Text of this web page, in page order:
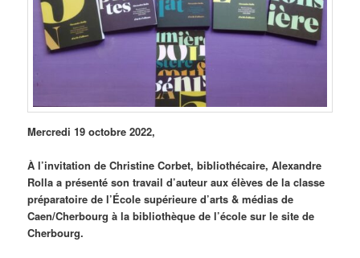
Mercredi 19 octobre 2022,
À l’invitation de Christine Corbet, bibliothécaire, Alexandre
Rolla a présenté son travail d’auteur aux élèves de la classe
préparatoire de l’École supérieure d’arts & médias de
Caen/Cherbourg à la bibliothèque de l’école sur le site de
Cherbourg.